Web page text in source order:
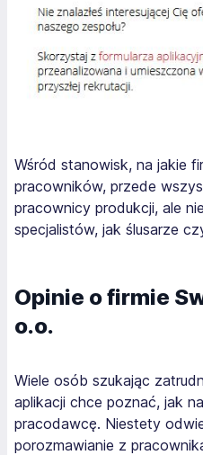
Wśród stanowisk, na jakie
pracowników, przede
pracownicy produkcji, ale
specjalistów, jak ślusarze
Opinie o firmie
o.o.
Wiele osób szukając
aplikacji chce poznać, jak
pracodawcę. Niestety
porozmawianie z